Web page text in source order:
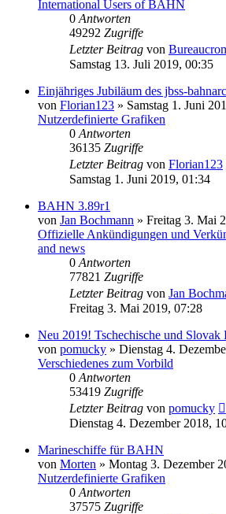
International Users of BAHN
0 Antworten
49292 Zugriffe
Letzter Beitrag von
Samstag 13. Juli 2019, 00:35
Einjähriges Jubiläum des jbss-
von Florian123 » Samstag 1. Juni
Nutzerdefinierte Grafiken
0 Antworten
36135 Zugriffe
Letzter Beitrag von Florian123
Samstag 1. Juni 2019, 01:34
BAHN 3.89r1
von Jan Bochmann » Freitag 3. Mai
Offizielle Ankündigungen und
and news
0 Antworten
77821 Zugriffe
Letzter Beitrag von Jan
Freitag 3. Mai 2019, 07:28
Neu 2019! Tschechische und Slovak
von pomucky » Dienstag 4.
Verschiedenes zum Vorbild
0 Antworten
53419 Zugriffe
Letzter Beitrag von pomucky
Dienstag 4. Dezember 2018,
Marineschiffe für BAHN
von Morten » Montag 3. Dezember
Nutzerdefinierte Grafiken
0 Antworten
37575 Zugriffe